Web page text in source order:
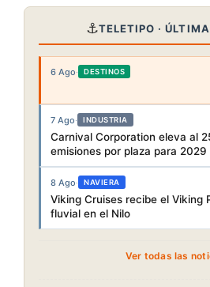
⚓TELETIPO ·
6 Ago· DESTINOS
7 Ago· INDUSTRIA
Carnival Corporation eleva al
emisiones por plaza para 2029
8 Ago· NAVIERA
Viking Cruises recibe el Viking
fluvial en el Nilo
Ver todas las